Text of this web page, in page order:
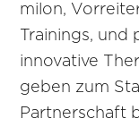
milon,
Trainings,
innovative
geben zum
Partnerschaft